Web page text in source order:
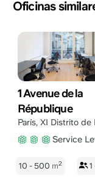
Oficinas
1 Avenue de la
République
París, XI Distrito de
Service
10 - 500 m2 1